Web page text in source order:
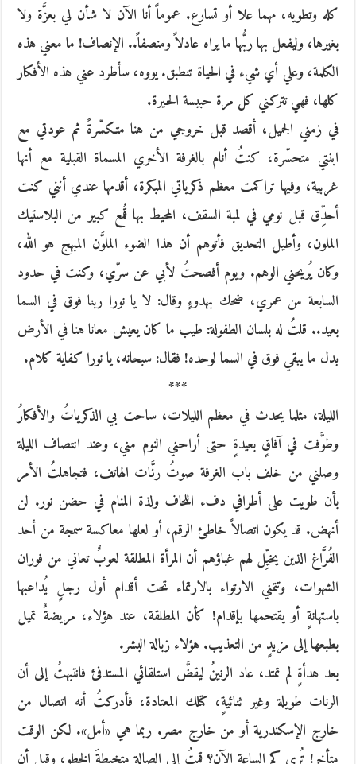
كله وتطويه، مهما علا أو تسارع. عموماً أنا الآن لا شأن لي بعزَّة ولا
بغيرها، وليفعل بها ربُّها ما يراه عادلاً ومنصفاً.. الإنصاف! ما معني هذه
الكلمة، وعلي أي شيء في الحياة تنطبق. يووه، سأطرد عني هذه الأفكار
كلها، فهي تتركني كل مرة حبيسة الحيرة.
في زمني الجميل، أقصد قبل خروجي من هنا متـكسّرةً ثم عودتي مع
ابنتي متحسّرة، كنتُ أنام بالغرفة الأخري المسماة القبلية مع أنها
غربية، وفيها تراكمت معظم ذكرياتي المبكرة، أقدمها عندي أنني كنت
أحدِّق قبل نومي في لمبة السقف، المحيط بها قُمع كبير من البلاستيك
الملون، وأطيل التحديق فأتوهم أن هذا الضوء الملوَّن المبهج هو الله،
وكان يُريحني الوهم. ويوم أفصحتُ لأبي عن سرّي، وكنت في حدود
السابعة من عمري، ضحك بهدوءٍ وقال: لا يا نورا ربنا فوق في السما
بعيد.. قلتُ له بلسان الطفولة: طيب ما كان يعيش معانا هنا في الأرض
بدل ما يبقي فوق في السما لوحده! فقال: سبحانه، يا نورا كفاية كلام.
***
الليلة، مثلما يحدث في معظم الليلات، ساحت بي الذكرياتُ والأفكارُ
وطوَّفت في آفاقٍ بعيدةٍ حتى أراحني النوم مني، وعند انتصاف الليلة
وصلني من خلف باب الغرفة صوتُ رنَّات الهاتف، فتجاهلتُ الأمر
بأن طويت على أطرافي دفء اللحاف ولذة المنام في حضن نور. لن
أنهض. قد يكون اتصالاً خاطئ الرقم، أو لعلها معاكسة سمجة من أحد
الفُرَّاغ الذين يخيِّل لهم غباؤهم أن المرأة المطلقة لعوبٌ تعاني من فوران
الشهوات، وتتمني الارتواء بالارتماء تحت أقدام أول رجلٍ يُداعبها
باستهانةٍ أو يقتحمها بإقدام! كأن المطلقة، عند هؤلاء، مريضةٌ تميل
بطبعها إلى مزيدٍ من التعذيب. هؤلاء زبالة البشر.
بعد هدأةٍ لم تمتد، عاد الرنينُ ليقضَّ استلقائي المستدفئ فانتبهتُ إلى أن
الرنات طويلة وغير ثنائيةٍ، كتلك المعتادة، فأدركتُ أنه اتصال من
خارج الإسكندرية أو من خارج مصر. ربما هي «أمل». لكن الوقت